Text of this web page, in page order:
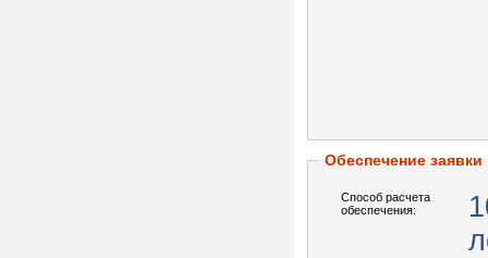
Обеспечение заявки
Способ расчета
обеспечения: